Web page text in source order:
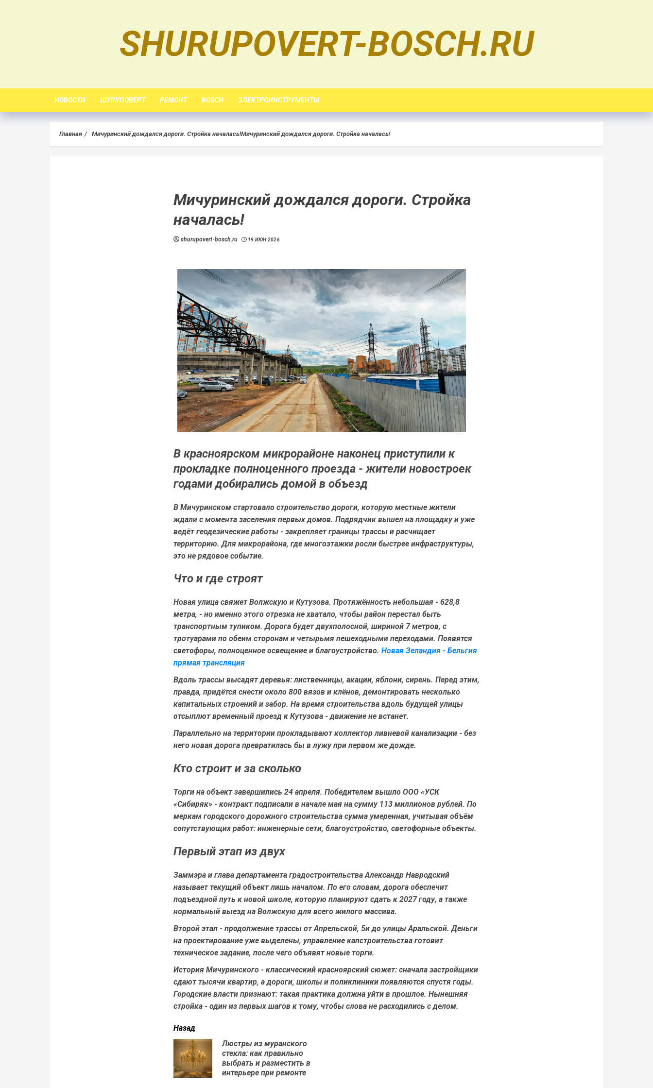
SHURUPOVERT-BOSCH.RU
НОВОСТИ ШУРУПОВЕРТ РЕМОНТ BOSCH ЭЛЕКТРОИНСТРУМЕНТЫ
Главная Мичуринский дождался дороги. Стройка началась!Мичуринский дождался дороги. Стройка началась!
Мичуринский дождался дороги. Стройка
началась!
shurupovert-bosch.ru 19 ИЮН 2026
В красноярском микрорайоне наконец приступили к
прокладке полноценного проезда - жители новостроек
годами добирались домой в объезд
В Мичуринском стартовало строительство дороги, которую местные жители
ждали с момента заселения первых домов. Подрядчик вышел на площадку и уже
ведёт геодезические работы - закрепляет границы трассы и расчищает
территорию. Для микрорайона, где многоэтажки росли быстрее инфраструктуры,
это не рядовое событие.
Что и где строят
Новая улица свяжет Волжскую и Кутузова. Протяжённость небольшая - 628,8
метра, - но именно этого отрезка не хватало, чтобы район перестал быть
транспортным тупиком. Дорога будет двухполосной, шириной 7 метров, с
тротуарами по обеим сторонам и четырьмя пешеходными переходами. Появятся
светофоры, полноценное освещение и благоустройство. Новая Зеландия - Бельгия
прямая трансляция
Вдоль трассы высадят деревья: лиственницы, акации, яблони, сирень. Перед этим,
правда, придётся снести около 800 вязов и клёнов, демонтировать несколько
капитальных строений и забор. На время строительства вдоль будущей улицы
отсыплют временный проезд к Кутузова - движение не встанет.
Параллельно на территории прокладывают коллектор ливневой канализации - без
него новая дорога превратилась бы в лужу при первом же дожде.
Кто строит и за сколько
Торги на объект завершились 24 апреля. Победителем вышло ООО «УСК
«Сибиряк» - контракт подписали в начале мая на сумму 113 миллионов рублей. По
меркам городского дорожного строительства сумма умеренная, учитывая объём
сопутствующих работ: инженерные сети, благоустройство, светофорные объекты.
Первый этап из двух
Заммэра и глава департамента градостроительства Александр Навродский
называет текущий объект лишь началом. По его словам, дорога обеспечит
подъездной путь к новой школе, которую планируют сдать к 2027 году, а также
нормальный выезд на Волжскую для всего жилого массива.
Второй этап - продолжение трассы от Апрельской, 5и до улицы Аральской. Деньги
на проектирование уже выделены, управление капстроительства готовит
техническое задание, после чего объявят новые торги.
История Мичуринского - классический красноярский сюжет: сначала застройщики
сдают тысячи квартир, а дороги, школы и поликлиники появляются спустя годы.
Городские власти признают: такая практика должна уйти в прошлое. Нынешняя
стройка - один из первых шагов к тому, чтобы слова не расходились с делом.
читать
еще
Назад
Люстры из муранского
стекла: как правильно
выбрать и разместить в
интерьере при ремонте